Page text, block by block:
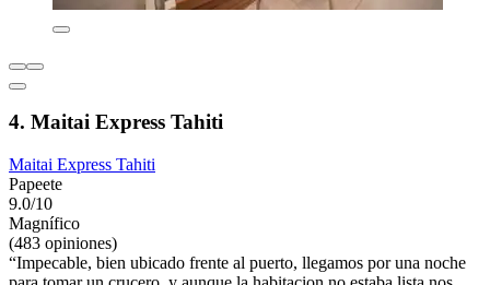
4. Maitai Express Tahiti
Maitai Express Tahiti
Papeete
9.0/10
Magnífico
(483 opiniones)
“Impecable, bien ubicado frente al puerto, llegamos por una noche